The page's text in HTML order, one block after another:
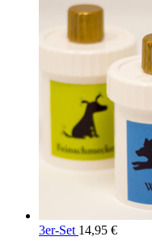
3er-Set 14,95 €